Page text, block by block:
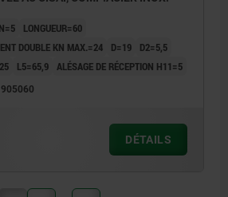
LONGUEUR=60
DOUBLE KN MAX.=24
D=19
D2=5,5
L5=65,9 ALÉSAGE DE RÉCEPTION H11=5
DÉTAILS